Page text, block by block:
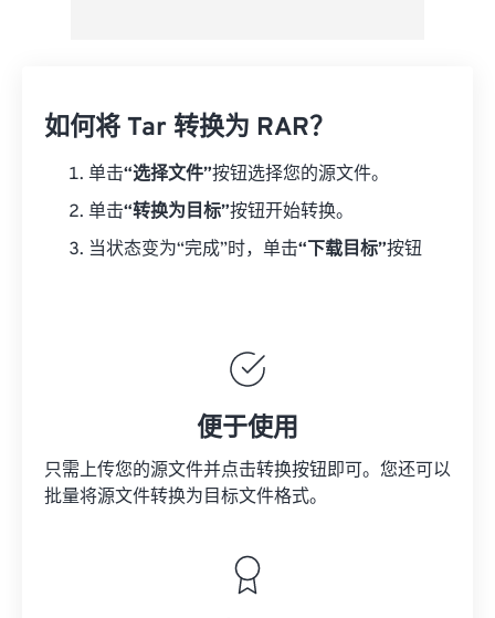
如何将 Tar 转换为 RAR？
单击“选择文件”按钮选择您的源文件。
单击“转换为目标”按钮开始转换。
当状态变为“完成”时，单击“下载目标”按钮
便于使用
只需上传您的源文件并点击转换按钮即可。您还可以
批量将源文件转换为目标文件格式。